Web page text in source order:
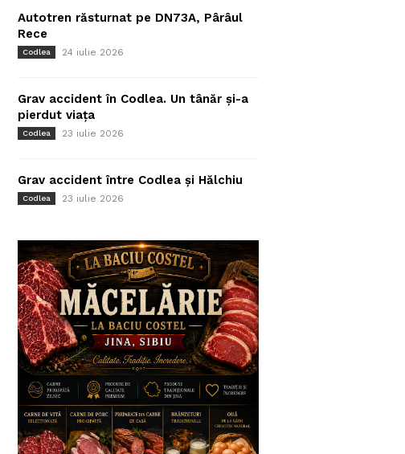
Autotren răsturnat pe DN73A, Pârâul
Rece
Codlea 24 iulie 2026
Grav accident în Codlea. Un tânăr și-a
pierdut viața
Codlea 23 iulie 2026
Grav accident între Codlea și Hălchiu
Codlea 23 iulie 2026